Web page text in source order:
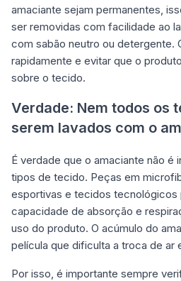
amaciante sejam permanentes,
ser removidas com facilidade ao
com sabão neutro ou detergente.
rapidamente e evitar que o
sobre o tecido.
Verdade: Nem todos os
serem lavados com o
É verdade que o amaciante não é
tipos de tecido. Peças em
esportivas e tecidos tecnológicos
capacidade de absorção e
uso do produto. O acúmulo do
película que dificulta a troca de ar
Por isso, é importante sempre